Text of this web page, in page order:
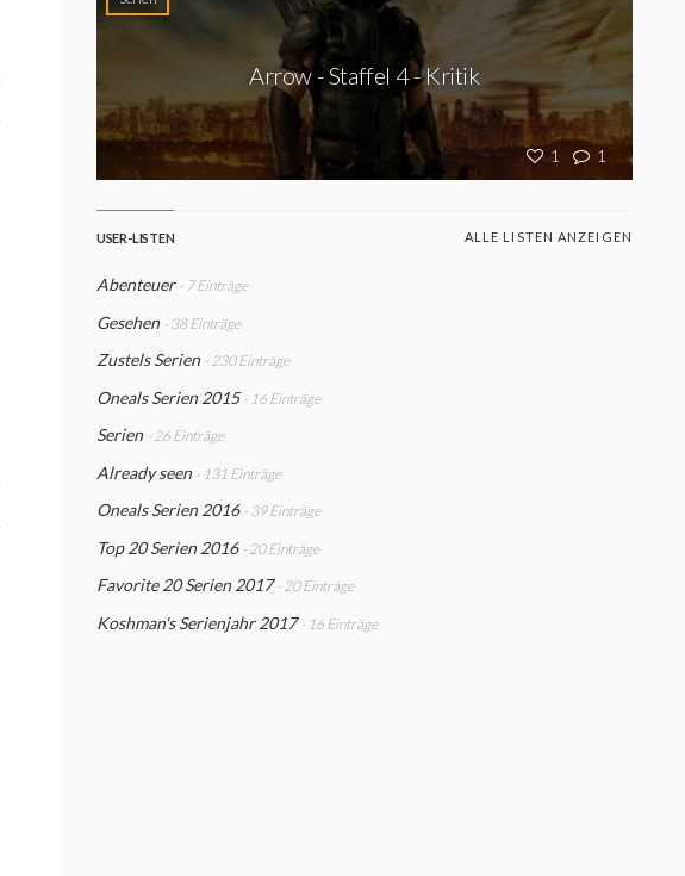
1 1
Arrow - Staffel 4 - Kritik
USER-LISTEN ALLE LISTEN ANZEIGEN
Abenteuer - 7 Einträge
Gesehen - 38 Einträge
Zustels Serien - 230 Einträge
Oneals Serien 2015 - 16 Einträge
Serien - 26 Einträge
Already seen - 131 Einträge
Oneals Serien 2016 - 39 Einträge
Top 20 Serien 2016 - 20 Einträge
Favorite 20 Serien 2017 - 20 Einträge
Koshman's Serienjahr 2017 - 16 Einträge